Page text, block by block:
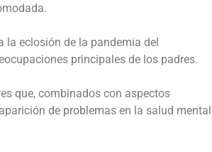
la eclosión de la pandemia del
principales de los padres.
que, combinados con aspectos
de problemas en la salud mental